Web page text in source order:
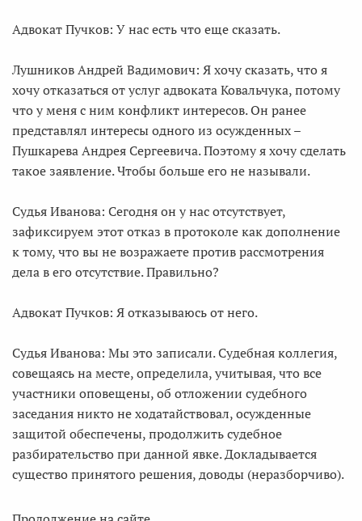
Адвокат Пучков: У нас есть что еще сказать.
Лушников Андрей Вадимович: Я хочу сказать, что я
хочу отказаться от услуг адвоката Ковальчука, потому
что у меня с ним конфликт интересов. Он ранее
представлял интересы одного из осужденных –
Пушкарева Андрея Сергеевича. Поэтому я хочу сделать
такое заявление. Чтобы больше его не называли.
Судья Иванова: Сегодня он у нас отсутствует,
зафиксируем этот отказ в протоколе как дополнение
к тому, что вы не возражаете против рассмотрения
дела в его отсутствие. Правильно?
Адвокат Пучков: Я отказываюсь от него.
Судья Иванова: Мы это записали. Судебная коллегия,
совещаясь на месте, определила, учитывая, что все
участники оповещены, об отложении судебного
заседания никто не ходатайствовал, осужденные
защитой обеспечены, продолжить судебное
разбирательство при данной явке. Докладывается
существо принятого решения, доводы (неразборчиво).